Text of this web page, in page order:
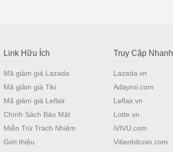
Link Hữu Ích
Mã giảm giá Lazada
Mã giảm giá Tiki
Mã giảm giá Leflair
Chính Sách Bảo Mật
Miễn Trừ Trách Nhiệm
Giới thiệu
Truy Cập Nhanh
Lazada.vn
Adayroi.com
Leflair.vn
Lotte.vn
iVIVU.com
Vitienbitcoin.com